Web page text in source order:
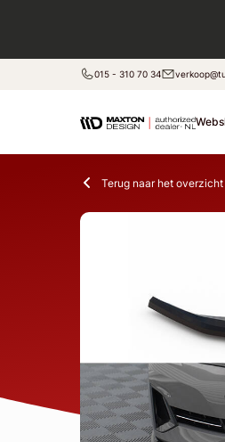
015 - 310 70 34
Terug naar het overzicht